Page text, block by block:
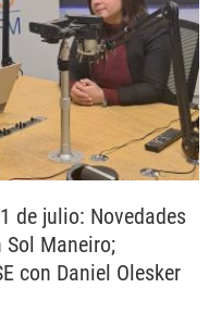
de julio: Novedades
Sol Maneiro;
con Daniel Olesker